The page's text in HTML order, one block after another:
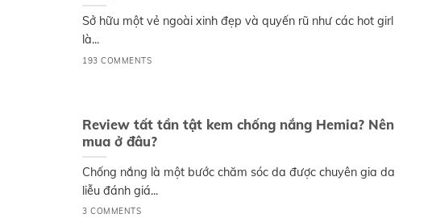
Sở hữu một vẻ ngoài xinh đẹp và quyến rũ như các hot girl
là...
193 COMMENTS
Review tất tần tật kem chống nắng Hemia? Nên
mua ở đâu?
Chống nắng là một bước chăm sóc da được chuyên gia da
liễu đánh giá...
3 COMMENTS